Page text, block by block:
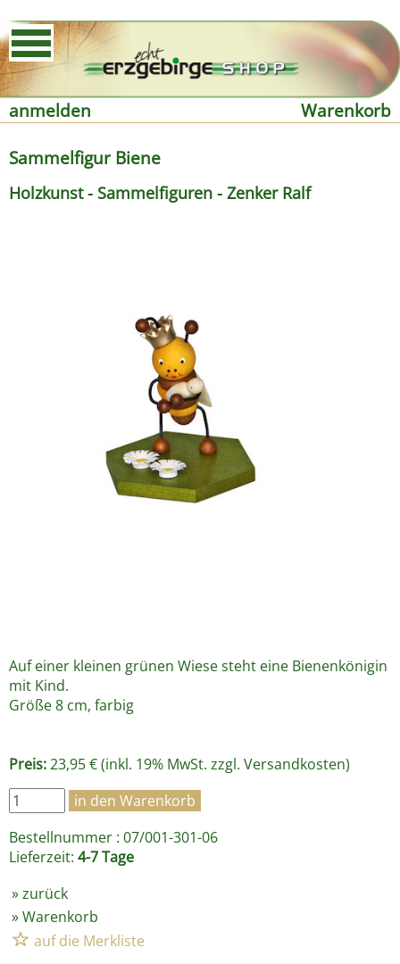
anmelden
Warenkorb
Sammelfigur Biene
Holzkunst - Sammelfiguren - Zenker Ralf
Auf einer kleinen grünen Wiese steht eine Bienenkönigin
mit Kind.
Größe 8 cm, farbig
Preis:23,95 € (inkl. 19% MwSt. zzgl. Versandkosten)
Bestellnummer : 07/001-301-06
Lieferzeit: 4-7 Tage
»zurück
»Warenkorb